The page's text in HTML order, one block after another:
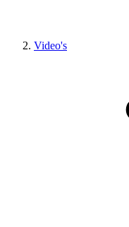
Video's